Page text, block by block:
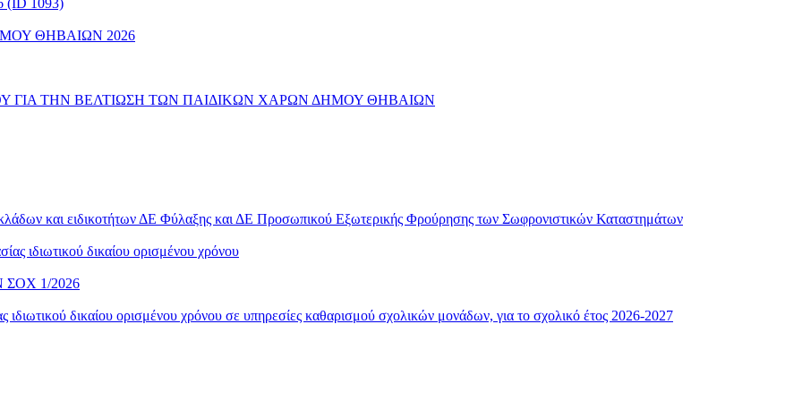
(ID 1093)
ΘΗΒΑΙΩΝ 2026
ΤΗΝ ΒΕΛΤΙΩΣΗ ΤΩΝ ΠΑΙΔΙΚΩΝ ΧΑΡΩΝ ΔΗΜΟΥ ΘΗΒΑΙΩΝ
και ειδικοτήτων ΔΕ Φύλαξης και ΔΕ Προσωπικού Εξωτερικής Φρούρησης των Σωφρονιστικών Καταστημάτων
ιδιωτικού δικαίου ορισμένου χρόνου
1/2026
δικαίου ορισμένου χρόνου σε υπηρεσίες καθαρισμού σχολικών μονάδων, για το σχολικό έτος 2026-2027